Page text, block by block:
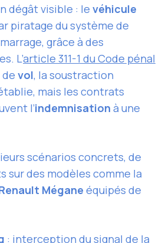
dégât visible : le véhicule
piratage du système de
grâce à des
L’article 311-1 du Code pénal
vol, la soustraction
mais les contrats
l’indemnisation à une
scénarios concrets, de
sur des modèles comme la
Mégane équipés de
: interception du signal de la